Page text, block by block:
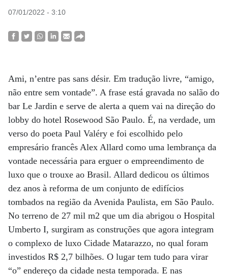
07/01/2022 - 3:10
Ami, n’entre pas sans désir. Em tradução livre, “amigo,
não entre sem vontade”. A frase está gravada no salão do
bar Le Jardin e serve de alerta a quem vai na direção do
lobby do hotel Rosewood São Paulo. É, na verdade, um
verso do poeta Paul Valéry e foi escolhido pelo
empresário francês Alex Allard como uma lembrança da
vontade necessária para erguer o empreendimento de
luxo que o trouxe ao Brasil. Allard dedicou os últimos
dez anos à reforma de um conjunto de edifícios
tombados na região da Avenida Paulista, em São Paulo.
No terreno de 27 mil m2 que um dia abrigou o Hospital
Umberto I, surgiram as construções que agora integram
o complexo de luxo Cidade Matarazzo, no qual foram
investidos R$ 2,7 bilhões. O lugar tem tudo para virar
“o” endereço da cidade nesta temporada. E nas